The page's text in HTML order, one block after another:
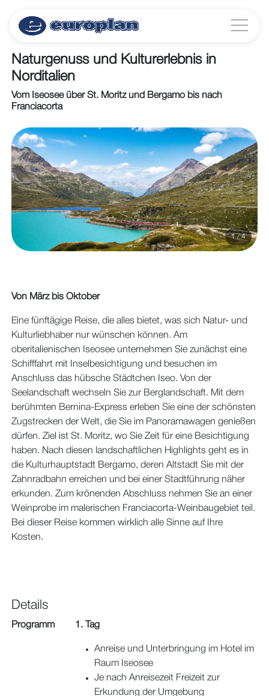
Naturgenuss und Kulturerlebnis in
Norditalien
Vom Iseosee über St. Moritz und Bergamo bis nach
Franciacorta
1 / 4
Von März bis Oktober
Eine fünftägige Reise, die alles bietet, was sich Natur- und
Kulturliebhaber nur wünschen können. Am
oberitalienischen Iseosee unternehmen Sie zunächst eine
Schifffahrt mit Inselbesichtigung und besuchen im
Anschluss das hübsche Städtchen Iseo. Von der
Seelandschaft wechseln Sie zur Berglandschaft. Mit dem
berühmten Bernina-Express erleben Sie eine der schönsten
Zugstrecken der Welt, die Sie im Panoramawagen genießen
dürfen. Ziel ist St. Moritz, wo Sie Zeit für eine Besichtigung
haben. Nach diesen landschaftlichen Highlights geht es in
die Kulturhauptstadt Bergamo, deren Altstadt Sie mit der
Zahnradbahn erreichen und bei einer Stadtführung näher
erkunden. Zum krönenden Abschluss nehmen Sie an einer
Weinprobe im malerischen Franciacorta-Weinbaugebiet teil.
Bei dieser Reise kommen wirklich alle Sinne auf Ihre
Kosten.
Details
Programm 1. Tag
Anreise und Unterbringung im Hotel im
Raum Iseosee
Je nach Anreisezeit Freizeit zur
Erkundung der Umgebung